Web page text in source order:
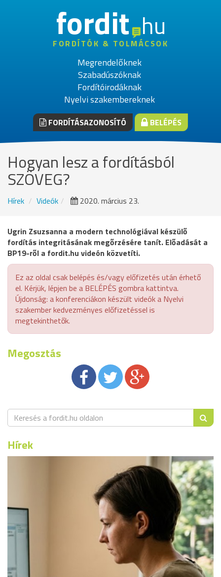
fordithu
FORDÍTÓK & TOLMÁCSOK
Megrendelőknek
Szabadúszóknak
Fordítóirodáknak
Nyelvi szakembereknek
FORDÍTÁSAZONOSÍTÓ BELÉPÉS
Hogyan lesz a fordításból
SZÖVEG?
Hírek Videók 2020. március 23.
Ugrin Zsuzsanna a modern technológiával készülő
fordítás integritásának megőrzésére tanít. Előadását a
BP19-ről a fordit.hu videón közvetíti.
Ez az oldal csak belépés és/vagy előfizetés után érhető
el. Kérjük, lépjen be a BELÉPÉS gombra kattintva.
Újdonság: a konferenciákon készült videók a Nyelvi
szakember kedvezményes előfizetéssel is
megtekinthetők.
Megosztás
Hírek